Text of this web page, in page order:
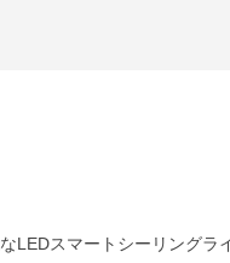
LEDスマートシーリングラ